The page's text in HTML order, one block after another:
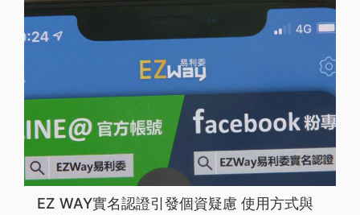
EZ WAY實名認證引發個資疑慮 使用方式與